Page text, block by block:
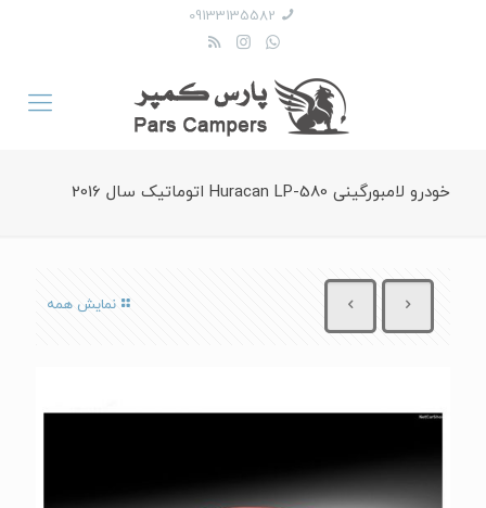
09133135582
خودرو لامبورگینی Huracan LP-580 اتوماتیک سال 2016
نمایش همه